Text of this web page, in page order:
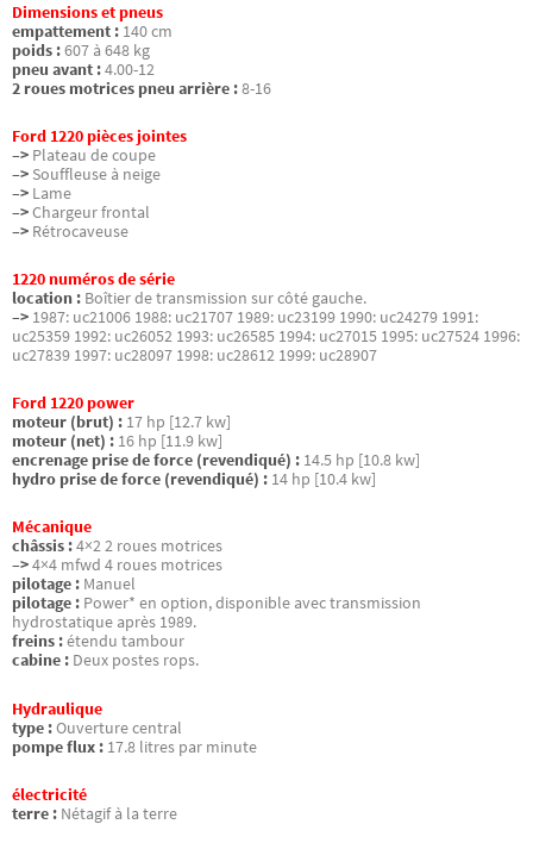
Dimensions et pneus
empattement : 140 cm
poids :607 à 648 kg
pneu avant :4.00-12
2 roues motrices pneu arrière :8-16
Ford 1220 pièces jointes
–> Plateau de coupe
–> Souffleuse à neige
–> Lame
–>Chargeur frontal
–> Rétrocaveuse
1220 numéros de série
location : Boîtier de transmission sur côté gauche.
–> 1987: uc21006 1988: uc21707 1989: uc23199 1990: uc24279 1991:
uc25359 1992: uc26052 1993: uc26585 1994: uc27015 1995: uc27524 1996:
uc27839 1997: uc28097 1998: uc28612 1999: uc28907
Ford 1220 power
moteur (brut) : 17 hp [12.7 kw]
moteur (net) : 16 hp [11.9 kw]
encrenage prise de force (revendiqué) : 14.5 hp [10.8 kw]
hydro prise de force (revendiqué) : 14 hp [10.4 kw]
Mécanique
châssis :4×2 2 roues motrices
–>4×4 mfwd 4 roues motrices
pilotage : Manuel
pilotage : Power* en option, disponible avec transmission
hydrostatique après 1989.
freins :étendu tambour
cabine : Deux postes rops.
Hydraulique
type :Ouverture central
pompe flux : 17.8 litres par minute
électricité
terre : Nétagif à la terre